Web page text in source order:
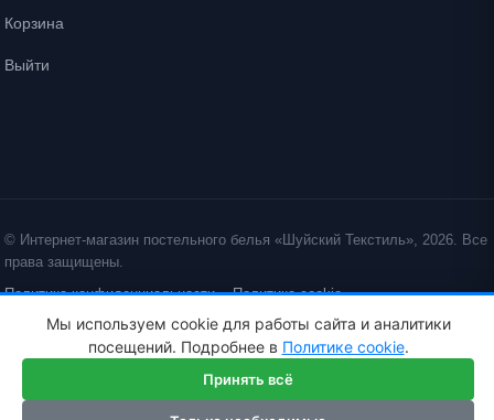
Корзина
Выйти
© Интернет-магазин постельного белья «Шуйский Текстиль», 2026. Все
права защищены.
Политика конфиденциальности
Политика cookie
ID: crt cst ·Мы используем cookie для работы сайта и аналитики
посещений. Подробнее в Политике cookie.
Принять всё